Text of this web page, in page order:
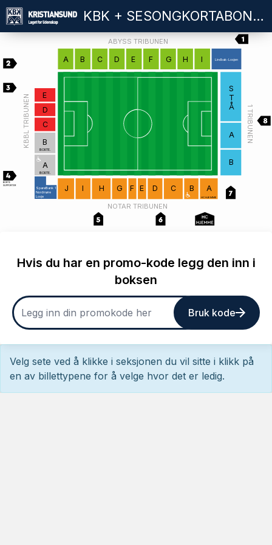
KBK + SESONGKORTABONNEMENT
A B C D E F G H I
A
B
C
D
E
F
G
H
I
J
A
B
C
D
E
SpareBank 1
Nordmøre
Losje
S
T
Å
A
B
Lindbak-Losjen
BORTE.
BORTE.
NOTAR TRIBUNEN
ABYSS TRIBUNEN
KBBL TRIBUNEN 1 TRIBUNEN
BORTE
SUPPORTER
HC HJEMME
Hvis du har en promo-kode legg den inn i
boksen
Bruk kode
Velg sete ved å klikke i seksjonen du vil sitte i klikk på
en av billettypene for å velge hvor det er ledig.